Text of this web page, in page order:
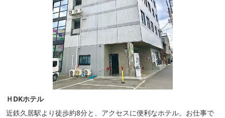
ＨDKホテル
近鉄久居駅より徒歩約8分と、アクセスに便利なホテル。お仕事で